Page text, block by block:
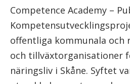
Competence Academy –
offentliga kommunala och
och tillväxtorganisationer
näringsliv i Skåne. Syftet